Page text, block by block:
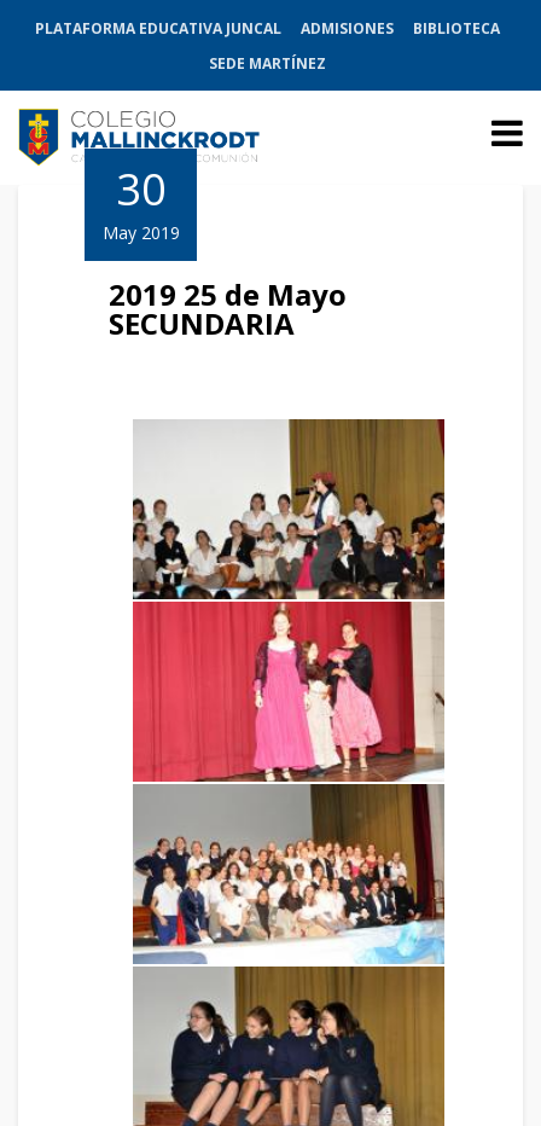
PLATAFORMA EDUCATIVA JUNCAL ADMISIONES
BIBLIOTECA
SEDE MARTÍNEZ
30
May 2019
2019 25 de Mayo
SECUNDARIA